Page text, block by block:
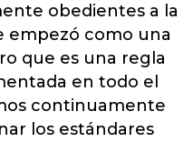
obedientes a la
empezó como una
que es una regla
en todo el
continuamente
los estándares